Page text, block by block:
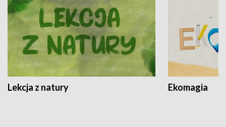
Lekcja z natury Ekomagia